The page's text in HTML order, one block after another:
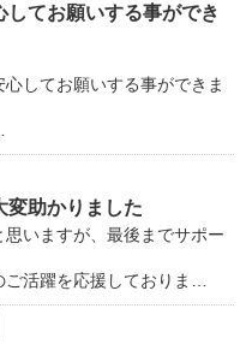
てお願いする事ができ
してお願いする事ができま
変助かりました
いますが、最後までサポー
活躍を応援しておりま…